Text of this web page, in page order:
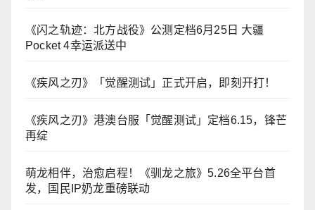
《闪之轨迹：北方战役》公测定档6月25日 大疆
Pocket 4幸运派送中
《疾风之刃》「觉醒测试」正式开启，即刻开打！
《疾风之刃》港澳台服「觉醒测试」定档6.15，锋芒
再绽
萌龙相伴，治愈启程！《驯龙之旅》5.26全平台首
发，国民IP奶龙重磅联动